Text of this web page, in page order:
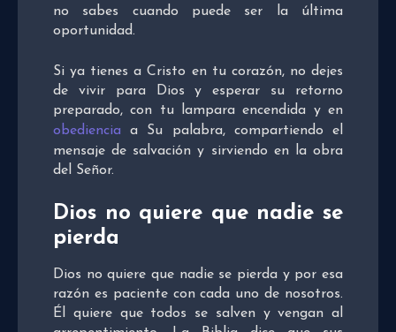
no sabes cuando puede ser la última
oportunidad.
Si ya tienes a Cristo en tu corazón, no dejes
de vivir para Dios y esperar su retorno
preparado, con tu lampara encendida y en
obediencia a Su palabra, compartiendo el
mensaje de salvación y sirviendo en la obra
del Señor.
Dios no quiere que nadie se
pierda
Dios no quiere que nadie se pierda y por esa
razón es paciente con cada uno de nosotros.
Él quiere que todos se salven y vengan al